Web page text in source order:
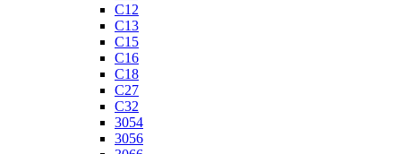
C12
C13
C15
C16
C18
C27
C32
3054
3056